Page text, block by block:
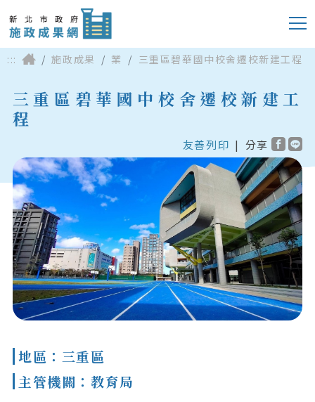
::: 施政成果 業 三重區碧華國中校舍遷校新建工程
三重區碧華國中校舍遷校新建工
程
友善列印 | 分享
地區：三重區
主管機關：教育局